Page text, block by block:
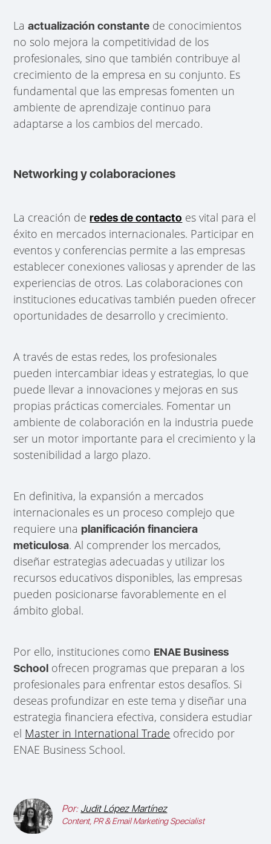
Laactualización constante de conocimientos
no solo mejora la competitividad de los
profesionales, sino que también contribuye al
crecimiento de la empresa en su conjunto. Es
fundamental que las empresas fomenten un
ambiente de aprendizaje continuo para
adaptarse a los cambios del mercado.
Networking y colaboraciones
La creación deredes de contacto es vital para el
éxito en mercados internacionales. Participar en
eventos y conferencias permite a las empresas
establecer conexiones valiosas y aprender de las
experiencias de otros. Las colaboraciones con
instituciones educativas también pueden ofrecer
oportunidades de desarrollo y crecimiento.
A través de estas redes, los profesionales
pueden intercambiar ideas y estrategias, lo que
puede llevar a innovaciones y mejoras en sus
propias prácticas comerciales. Fomentar un
ambiente de colaboración en la industria puede
ser un motor importante para el crecimiento y la
sostenibilidad a largo plazo.
En definitiva, la expansión a mercados
internacionales es un proceso complejo que
requiere unaplanificación financiera
meticulosa. Al comprender los mercados,
diseñar estrategias adecuadas y utilizar los
recursos educativos disponibles, las empresas
pueden posicionarse favorablemente en el
ámbito global.
Por ello, instituciones como ENAE Business
School ofrecen programas que preparan a los
profesionales para enfrentar estos desafíos. Si
deseas profundizar en este tema y diseñar una
estrategia financiera efectiva, considera estudiar
el Master in International Trade ofrecido por
ENAE Business School.
Por: Judit López Martínez
Content, PR & Email Marketing Specialist